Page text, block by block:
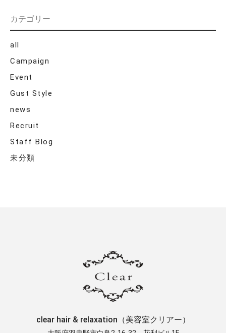
カテゴリー
all
Campaign
Event
Gust Style
news
Recruit
Staff Blog
未分類
clear hair & relaxation（美容室クリアー）